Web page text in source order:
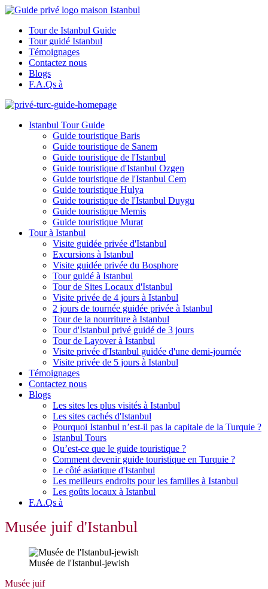
Tour de Istanbul Guide
Tour guidé Istanbul
Témoignages
Contactez nous
Blogs
F.A.Qs à
Istanbul Tour Guide
Guide touristique Baris
Guide touristique de Sanem
Guide touristique de l'Istanbul
Guide touristique d'Istanbul Ozgen
Guide touristique de l'Istanbul Cem
Guide touristique Hulya
Guide touristique de l'Istanbul Duygu
Guide touristique Memis
Guide touristique Murat
Tour à Istanbul
Visite guidée privée d'Istanbul
Excursions à Istanbul
Visite guidée privée du Bosphore
Tour guidé à Istanbul
Tour de Sites Locaux d'Istanbul
Visite privée de 4 jours à Istanbul
2 jours de tournée guidée privée à Istanbul
Tour de la nourriture à Istanbul
Tour d'Istanbul privé guidé de 3 jours
Tour de Layover à Istanbul
Visite privée d'Istanbul guidée d'une demi-journée
Visite privée de 5 jours à Istanbul
Témoignages
Contactez nous
Blogs
Les sites les plus visités à Istanbul
Les sites cachés d'Istanbul
Pourquoi Istanbul n’est-il pas la capitale de la Turquie ?
Istanbul Tours
Qu’est-ce que le guide touristique ?
Comment devenir guide touristique en Turquie ?
Le côté asiatique d'Istanbul
Les meilleurs endroits pour les familles à Istanbul
Les goûts locaux à Istanbul
F.A.Qs à
Musée juif d'Istanbul
Musée de l'Istanbul-jewish
Musée juif